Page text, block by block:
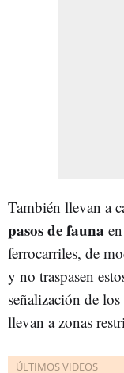
También llevan a
pasos de fauna
ferrocarriles, de
y no traspasen
señalización de
llevan a zonas